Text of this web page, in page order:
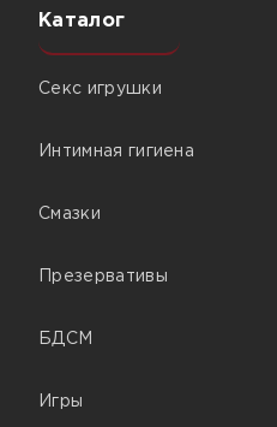
Каталог
Секс игрушки
Интимная гигиена
Смазки
Презервативы
БДСМ
Игры